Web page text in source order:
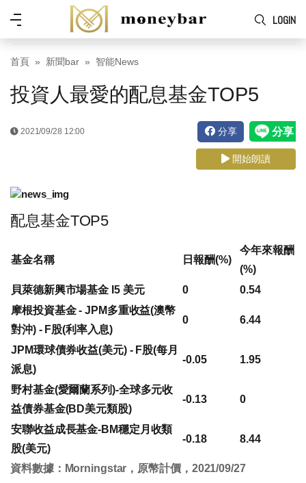
Skip to main content
LOGIN
功
能
表
首頁 新聞bar 智能News
投資人最愛的配息基金TOP5
2021/09/28 12:00 分享
開始朗讀
配息基金TOP5
基金名稱 日報酬(%)
今年來報酬
(%)
貝萊德新興市場基金 I5 美元
0
0.54
摩根投資基金 - JPM多重收益(澳幣
對沖) - F股(利率入息)
0 6.44
JPM環球債券收益(美元) - F股(每月
派息)
-0.05 1.95
野村基金(愛爾蘭系列)-全球多元收
益債券基金(BD美元類股)
-0.13 0
安聯收益成長基金-BM穩定月收類
股(美元)
-0.18 8.44
資料數據：Morningstar，原幣計價，2021/09/27